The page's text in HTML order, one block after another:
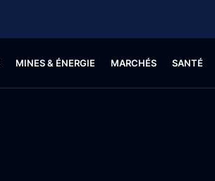
MINES & ÉNERGIE MARCHÉS SANTÉ